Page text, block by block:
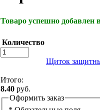
Товаро успешно добавлен
Количество
Щиток
Итого:
8.40 руб.
Оформить заказ